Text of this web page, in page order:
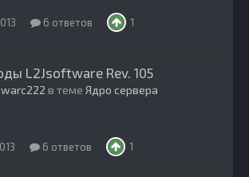
6 ответов 1
L2Jsoftware Rev. 105
warc222 в теме Ядро сервера
6 ответов 1